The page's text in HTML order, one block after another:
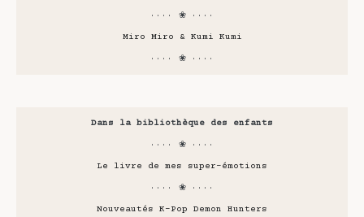
···· ❀ ····
Miro Miro & Kumi Kumi
···· ❀ ····
Dans la bibliothèque des enfants
···· ❀ ····
Le livre de mes super-émotions
···· ❀ ····
Nouveautés K-Pop Demon Hunters